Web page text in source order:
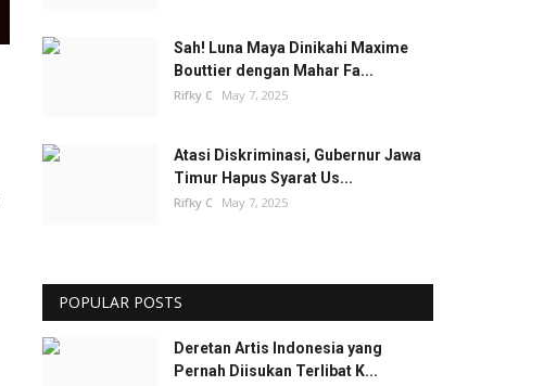
Sah! Luna Maya Dinikahi Maxime
Bouttier dengan Mahar Fa...
Rifky C May 7, 2025
Atasi Diskriminasi, Gubernur Jawa
Timur Hapus Syarat Us...
Rifky C May 7, 2025
POPULAR POSTS
Deretan Artis Indonesia yang
Pernah Diisukan Terlibat K...